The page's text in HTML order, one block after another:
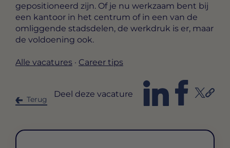
gepositioneerd zijn. Of je nu werkzaam bent bij
een kantoor in het centrum of in een van de
omliggende stadsdelen, de werkdruk is er, maar
de voldoening ook.
Alle vacatures · Career tips
Terug
Deel deze vacature